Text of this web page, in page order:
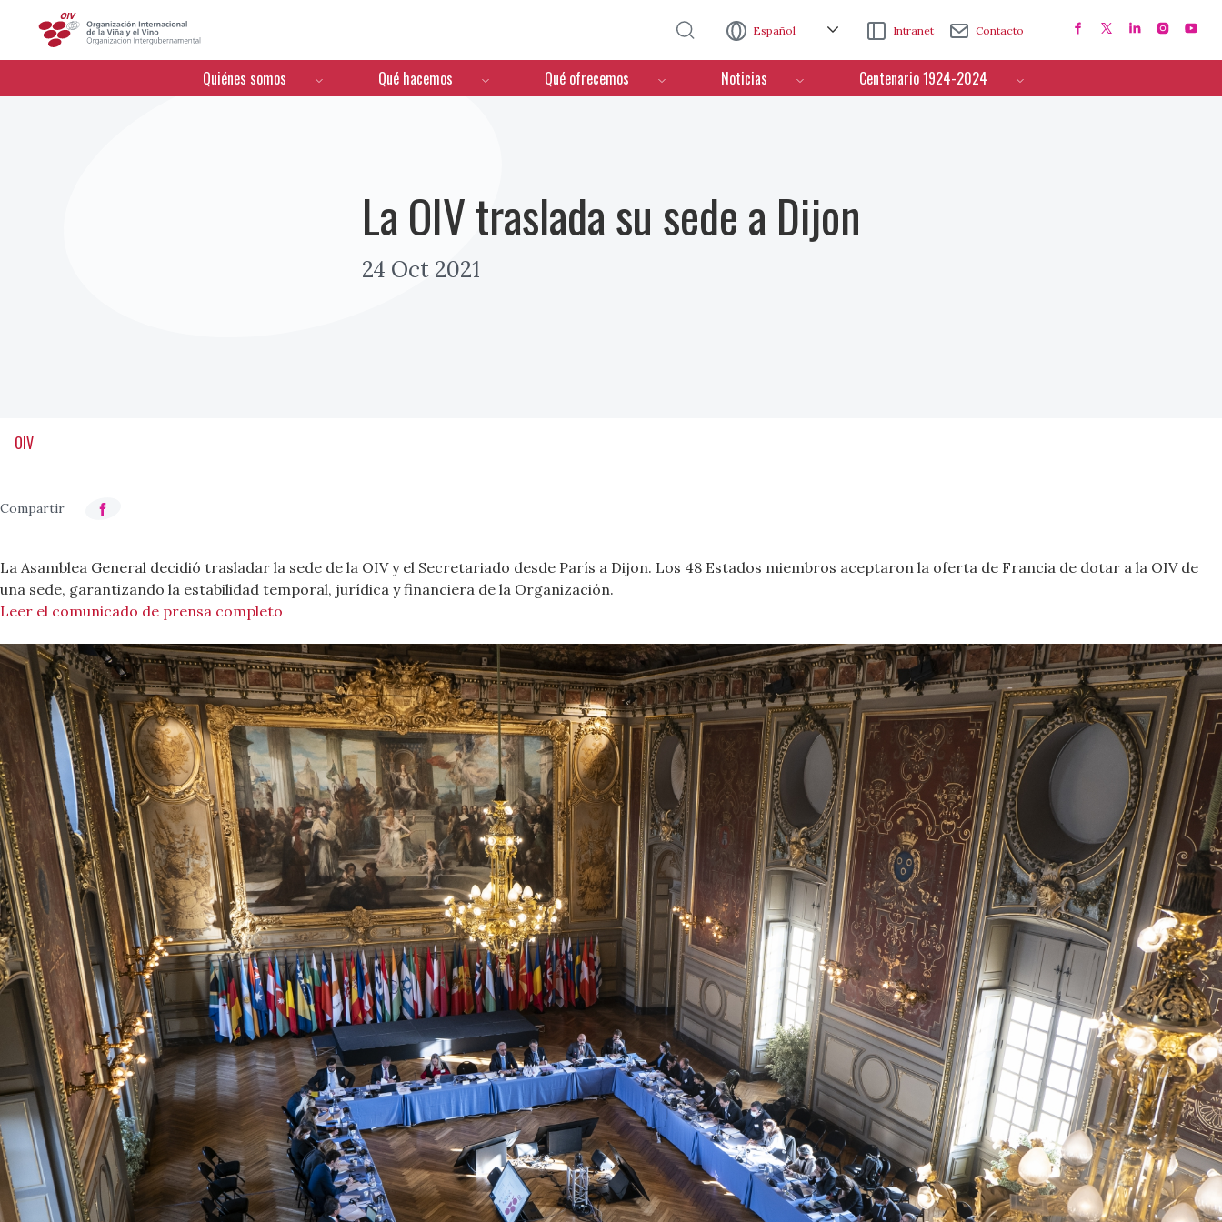
Español Intranet Contacto
Menú de navegación
Quiénes somos Qué hacemos Qué ofrecemos Noticias Centenario 1924-2024
La OIV traslada su sede a Dijon
24 Oct 2021
OIV
La Asamblea General decidió trasladar la sede de la OIV y el Secretariado desde París a Dijon. Los 48 Estados miembros aceptaron la oferta de Francia de dotar a la OIV de
una sede, garantizando la estabilidad temporal, jurídica y financiera de la Organización.
Leer el comunicado de prensa completo